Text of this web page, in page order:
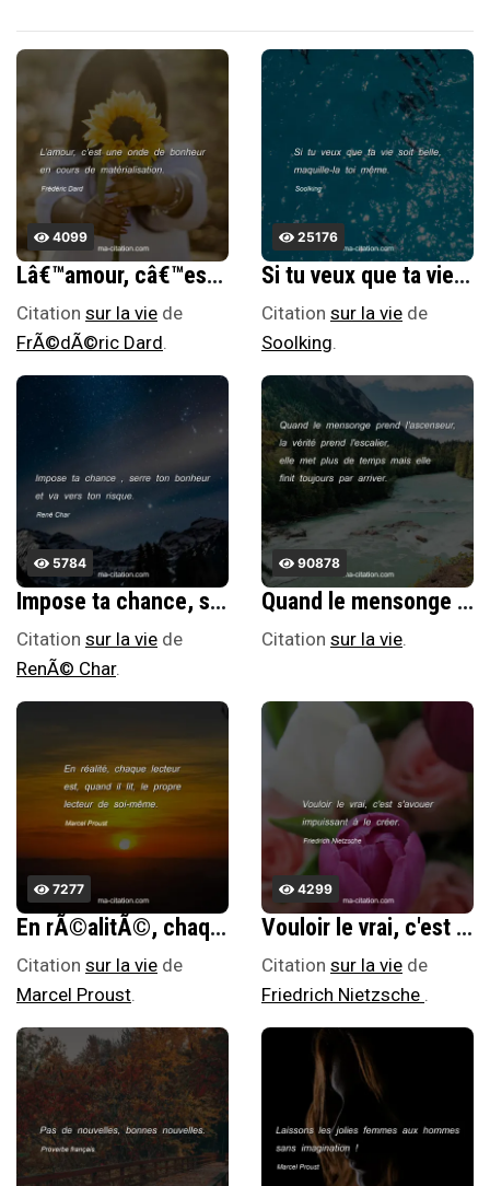
4099
Lâ€™amour, câ€™est une onde de bonheur en cours de matÃ©rialisation.
Citation sur la vie de
FrÃ©dÃ©ric Dard.
25176
Si tu veux que ta vie soit belle, maquille-la toi mÃªme.
Citation sur la vie de
Soolking.
5784
Impose ta chance, serre ton bonheur et va vers ton risque. A te regarder, ils sâ€™habitueront.
Citation sur la vie de
RenÃ© Char.
90878
Quand le mensonge prend l'ascenseur, la vÃ©ritÃ© prend l'escalier, elle met plus de temps mais elle finit toujours par arriver.
Citation sur la vie.
7277
En rÃ©alitÃ©, chaque lecteur est, quand il lit, le propre lecteur de soi-mÃªme.
Citation sur la vie de
Marcel Proust.
4299
Vouloir le vrai, c'est s'avouer impuissant Ã le crÃ©er.
Citation sur la vie de
Friedrich Nietzsche .